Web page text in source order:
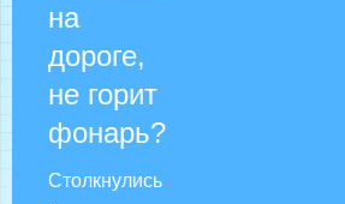
на
дороге,
не горит
фонарь?
Столкнулись